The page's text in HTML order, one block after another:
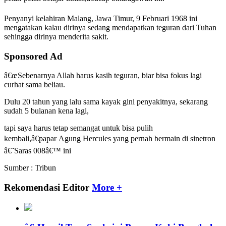
Penyanyi kelahiran Malang, Jawa Timur, 9 Februari 1968 ini
mengatakan kalau dirinya sedang mendapatkan teguran dari Tuhan
sehingga dirinya menderita sakit.
Sponsored Ad
â€œSebenarnya Allah harus kasih teguran, biar bisa fokus lagi
curhat sama beliau.
Dulu 20 tahun yang lalu sama kayak gini penyakitnya, sekarang
sudah 5 bulanan kena lagi,
tapi saya harus tetap semangat untuk bisa pulih
kembali,â€papar Agung Hercules yang pernah bermain di sinetron
â€˜Saras 008â€™ ini
Sumber : Tribun
Rekomendasi Editor More +